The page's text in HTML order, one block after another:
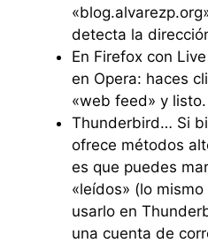
detecta la
En Firefox con
en Opera: haces
«web feed» y listo.
Thunderbird… Si
ofrece métodos
es que puedes
«leídos» (lo
usarlo en
una cuenta de